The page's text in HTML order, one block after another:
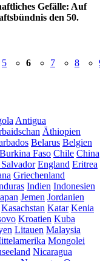
Gefälle: Auf
den 50.
5 6 7 8
Antigua
Äthiopien
Belarus Belgien
Burkina Faso Chile China
England Eritrea
Griechenland
Indien Indonesien
Jemen Jordanien
Kasachstan Katar Kenia
Kroatien Kuba
Litauen Malaysia
Mongolei
Nicaragua